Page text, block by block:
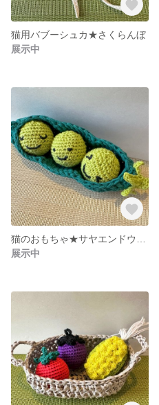
猫用バブーシュカ★さくらんぼ
展示中
展示中